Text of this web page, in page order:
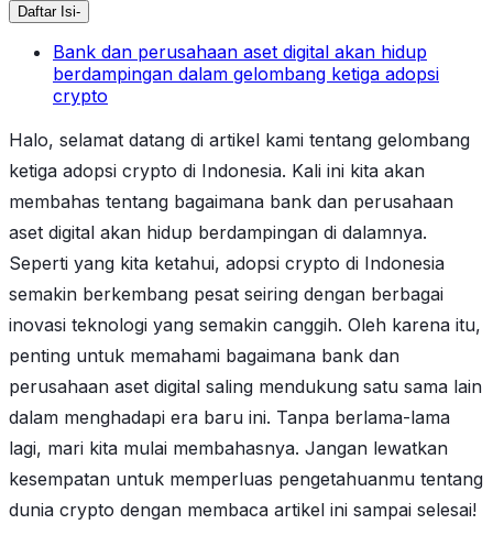
Daftar Isi-
Bank dan perusahaan aset digital akan hidup
berdampingan dalam gelombang ketiga adopsi
crypto
Halo, selamat datang di artikel kami tentang gelombang
ketiga adopsi crypto di Indonesia. Kali ini kita akan
membahas tentang bagaimana bank dan perusahaan
aset digital akan hidup berdampingan di dalamnya.
Seperti yang kita ketahui, adopsi crypto di Indonesia
semakin berkembang pesat seiring dengan berbagai
inovasi teknologi yang semakin canggih. Oleh karena itu,
penting untuk memahami bagaimana bank dan
perusahaan aset digital saling mendukung satu sama lain
dalam menghadapi era baru ini. Tanpa berlama-lama
lagi, mari kita mulai membahasnya. Jangan lewatkan
kesempatan untuk memperluas pengetahuanmu tentang
dunia crypto dengan membaca artikel ini sampai selesai!